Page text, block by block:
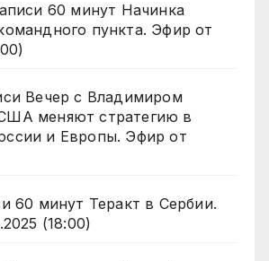
60 минут Начинка
пункта. Эфир от
Вечер с Владимиром
меняют стратегию в
и Европы. Эфир от
60 минут Теракт в Сербии.
(18:00)